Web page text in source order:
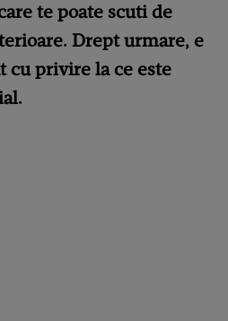
te poate scuti de
Drept urmare, e
cu privire la ce este